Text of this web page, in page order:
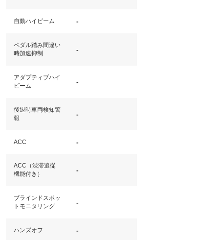
自動ハイビーム -
ペダル踏み間違い
時加速抑制
-
アダプティブハイ
ビーム
-
後退時車両検知警
報
-
ACC -
ACC（渋滞追従
機能付き）
-
ブラインドスポッ
トモニタリング
-
ハンズオフ -